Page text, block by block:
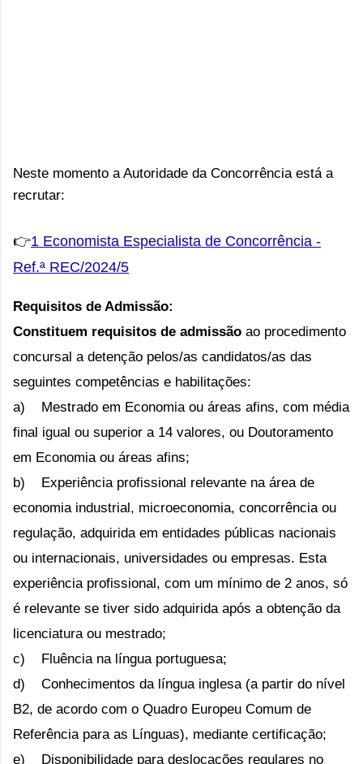
Neste momento a Autoridade da Concorrência está a
recrutar:
👉1 Economista Especialista de Concorrência -
Ref.ª REC/2024/5
Requisitos de Admissão:
Constituem requisitos de admissão ao procedimento
concursal a detenção pelos/as candidatos/as das
seguintes competências e habilitações:
a) Mestrado em Economia ou áreas afins, com média
final igual ou superior a 14 valores, ou Doutoramento
em Economia ou áreas afins;
b) Experiência profissional relevante na área de
economia industrial, microeconomia, concorrência ou
regulação, adquirida em entidades públicas nacionais
ou internacionais, universidades ou empresas. Esta
experiência profissional, com um mínimo de 2 anos, só
é relevante se tiver sido adquirida após a obtenção da
licenciatura ou mestrado;
c) Fluência na língua portuguesa;
d) Conhecimentos da língua inglesa (a partir do nível
B2, de acordo com o Quadro Europeu Comum de
Referência para as Línguas), mediante certificação;
e) Disponibilidade para deslocações regulares no